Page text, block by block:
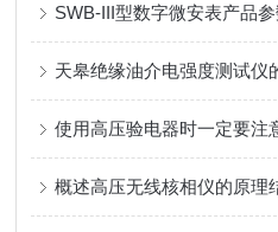
SWB-III型数字微安表产品参
天皋绝缘油介电强度测试仪
使用高压验电器时一定要注
概述高压无线核相仪的原理